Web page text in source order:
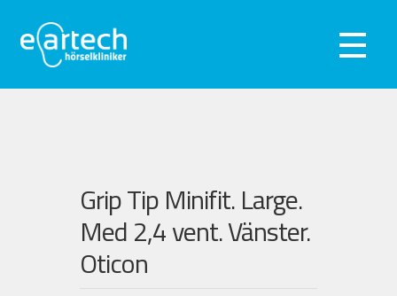
till
navigering
till
innehåll
Meny
Hörseltest
Hörselskydd
Webshop
Grip Tip Minifit. Large.
Med 2,4 vent. Vänster.
Oticon